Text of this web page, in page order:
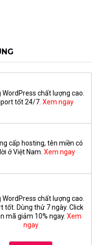
WordPress chất lượng cao.
tốt 24/7. Xem ngay
cấp hosting, tên miền có
ở Việt Nam. Xem ngay
WordPress chất lượng cao.
tốt. Dùng thử 7 ngày. Click
mã giảm 10% ngay. Xem
ngay